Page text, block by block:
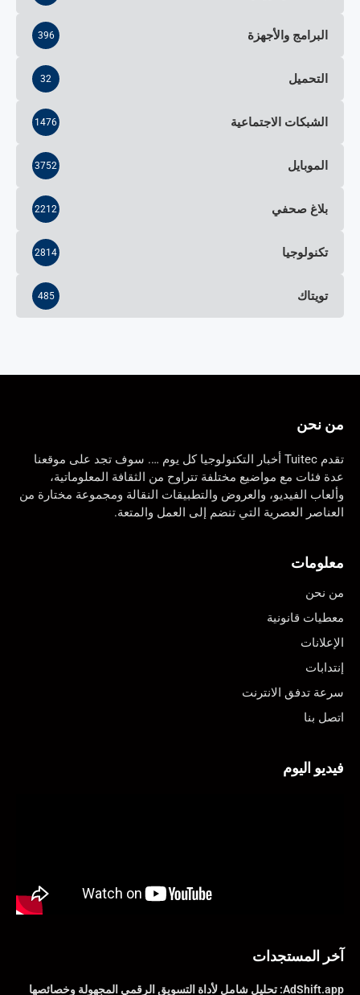
البرامج والأجهزة 396
التحميل 32
الشبكات الاجتماعية 1476
الموبايل 3752
بلاغ صحفي 2212
تكنولوجيا 2814
تويتاك 485
من نحن
تقدم Tuitec أخبار التكنولوجيا كل يوم …. سوف تجد على موقعنا
عدة فئات مع مواضيع مختلفة تتراوح من الثقافة المعلوماتية،
وألعاب الفيديو، والعروض والتطبيقات النقالة ومجموعة مختارة من
العناصر العصرية التي تنضم إلى العمل والمتعة.
معلومات
من نحن
معطيات قانونية
الإعلانات
إنتدابات
سرعة تدفق الانترنت
اتصل بنا
فيديو اليوم
آخر المستجدات
AdShift.app: تحليل شامل لأداة التسويق الرقمي المجهولة وخصائصها